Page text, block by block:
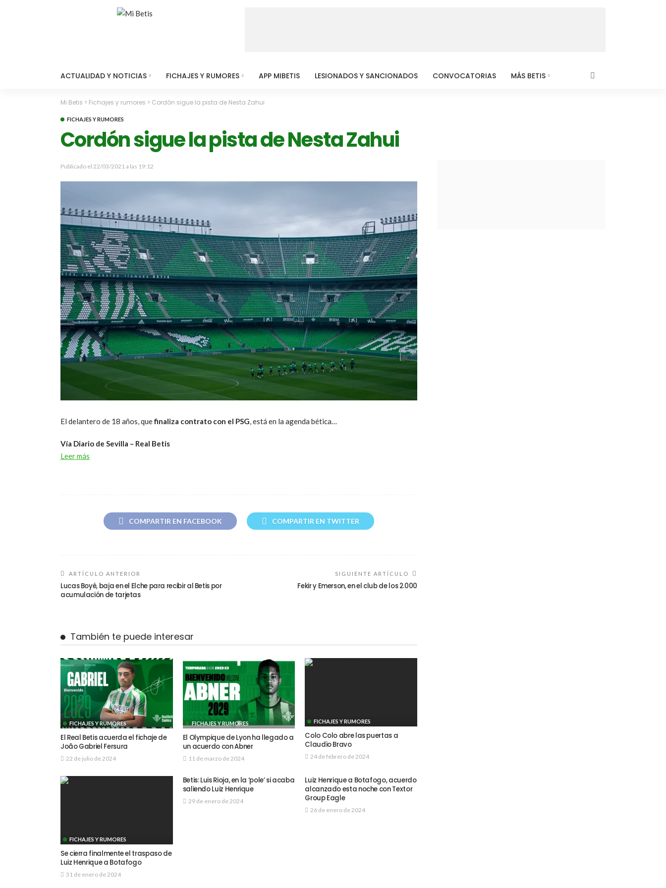
ACTUALIDAD Y NOTICIAS FICHAJES Y RUMORES APP MIBETIS LESIONADOS Y SANCIONADOS CONVOCATORIAS MÁS BETIS
Mi Betis > Fichajes y rumores > Cordón sigue la pista de Nesta Zahui
FICHAJES Y RUMORES
Cordón sigue la pista de Nesta Zahui
Publicado el 22/03/2021 a las 19:12
El delantero de 18 años, quefinaliza contrato con el PSG , está en la agenda bética…
Vía Diario de Sevilla – Real Betis
Leer más
COMPARTIR EN FACEBOOK COMPARTIR EN TWITTER
ARTÍCULO ANTERIOR
Lucas Boyé, baja en el Elche para recibir al Betis por
acumulación de tarjetas
SIGUIENTE ARTÍCULO
Fekir y Emerson, en el club de los 2.000
También te puede interesar
FICHAJES Y RUMORES
El Real Betis acuerda el fichaje de
João Gabriel Fersura
22 de julio de 2024
FICHAJES Y RUMORES
El Olympique de Lyon ha llegado a
un acuerdo con Abner
11 de marzo de 2024
FICHAJES Y RUMORES
Colo Colo abre las puertas a
Claudio Bravo
24 de febrero de 2024
FICHAJES Y RUMORES
Se cierra finalmente el traspaso de
Luiz Henrique a Botafogo
31 de enero de 2024
Betis: Luis Rioja, en la ‘pole’ si acaba
saliendo Luiz Henrique
29 de enero de 2024
Luiz Henrique a Botafogo, acuerdo
alcanzado esta noche con Textor
Group Eagle
26 de enero de 2024